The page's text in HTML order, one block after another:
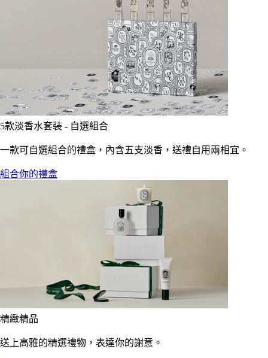
5款淡香水套裝 - 自選組合
一款可自選組合的禮盒，內含五支淡香，送禮自用兩相宜。
組合你的禮盒
精緻精品
送上高雅的精選禮物，表達你的謝意。